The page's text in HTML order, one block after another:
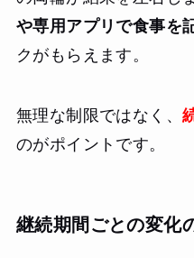
や専用アプリで食事を
クがもらえます。
無理な制限ではなく、
のがポイントです。
継続期間ごとの変化